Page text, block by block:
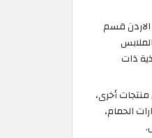
الاردن قسم
ذات
أخرى،
الحمام،